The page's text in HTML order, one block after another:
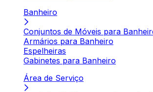
Banheiro
Conjuntos de Móveis para
Armários para Banheiro
Espelheiras
Gabinetes para Banheiro
Área de Serviço